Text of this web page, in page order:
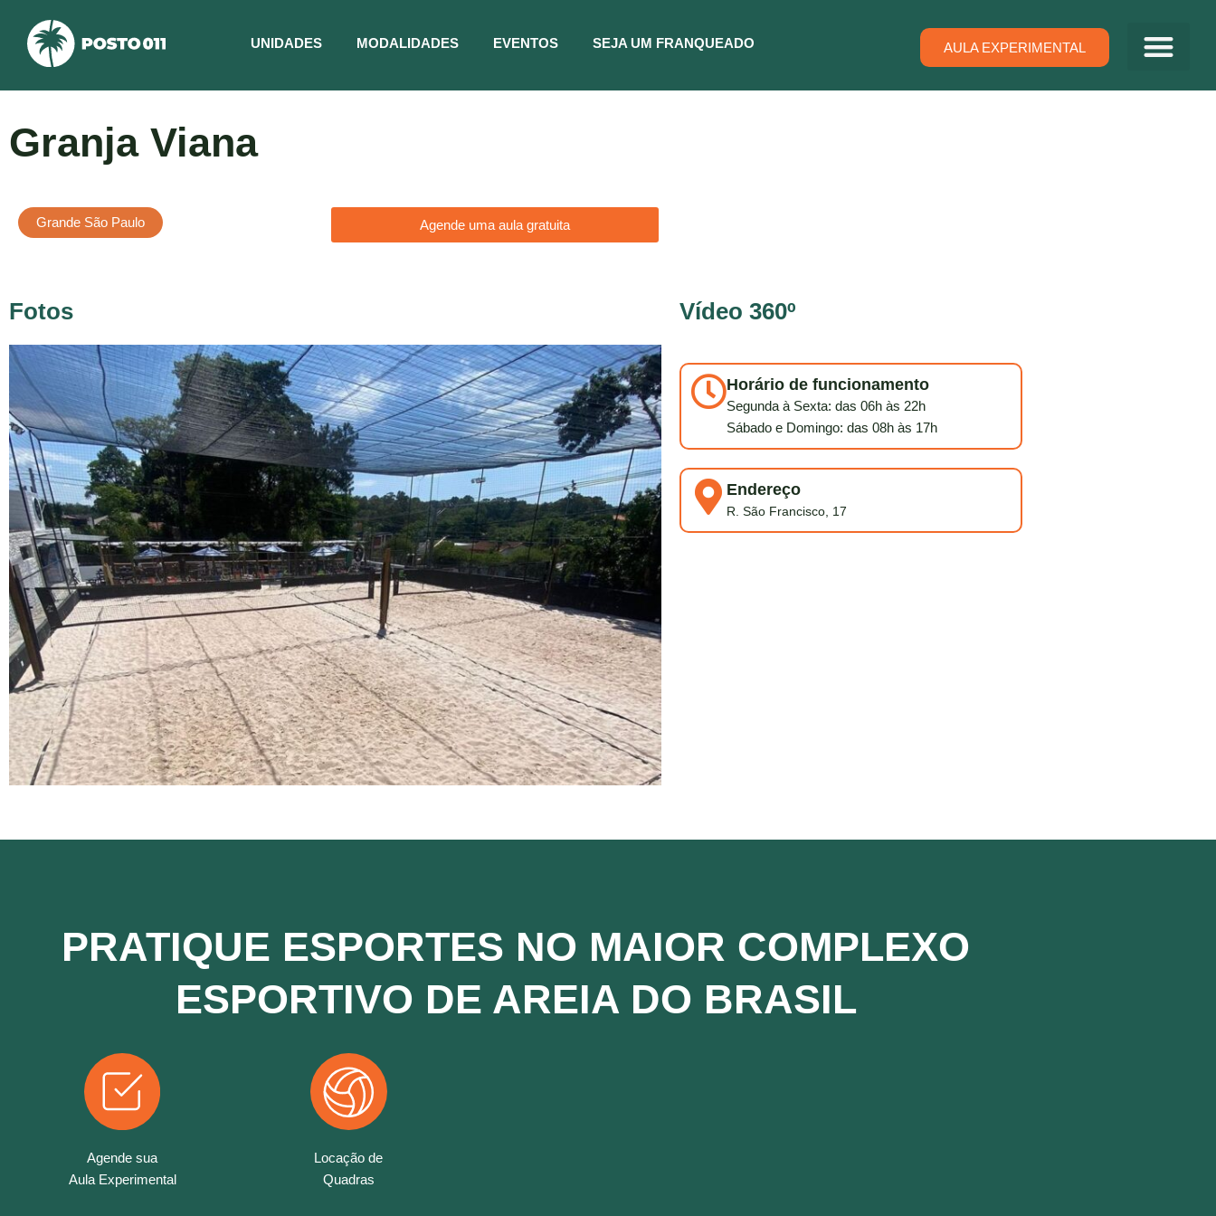
UNIDADES MODALIDADES EVENTOS SEJA UM FRANQUEADO AULA EXPERIMENTAL
Granja Viana
Grande São Paulo Agende uma aula gratuita
Fotos Vídeo 360º
Horário de funcionamento
Segunda à Sexta: das 06h às 22h
Sábado e Domingo: das 08h às 17h
Endereço
R. São Francisco, 17
PRATIQUE ESPORTES NO MAIOR COMPLEXO
ESPORTIVO DE AREIA DO BRASIL
Agende sua
Aula Experimental
Locação de
Quadras